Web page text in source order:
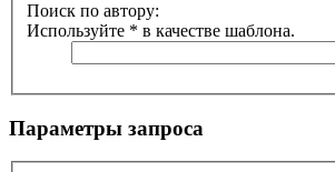
Поиск по автору:
Используйте * в качестве шаблона.
Параметры запроса